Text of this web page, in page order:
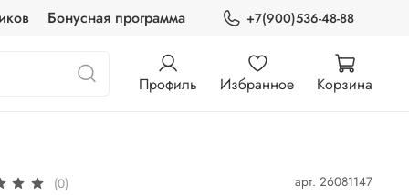
Бонусная программа +7(900)536-48-88
Профиль Избранное Корзина
(0) арт. 26081147